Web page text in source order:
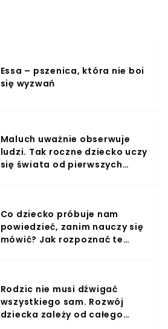
Essa – pszenica, która nie boi
się wyzwań
Maluch uważnie obserwuje
ludzi. Tak roczne dziecko uczy
się świata od pierwszych
Co dziecko próbuje nam
powiedzieć, zanim nauczy się
mówić? Jak rozpoznać te
Rodzic nie musi dźwigać
wszystkiego sam. Rozwój
dziecka zależy od całego